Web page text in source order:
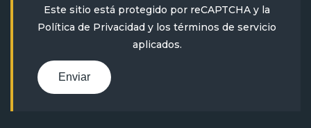
Este sitio está protegido por reCAPTCHA y la
Política de Privacidad y los términos de servicio
aplicados.
Enviar